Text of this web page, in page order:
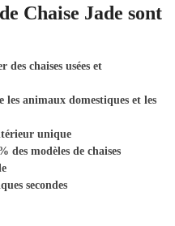
Chaise Jade sont
des chaises usées et
animaux domestiques et les
unique
des modèles de chaises
secondes